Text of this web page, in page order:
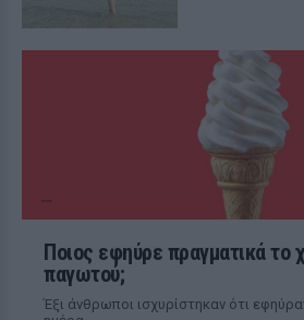
Ποιος εφηύρε πραγματικά το
παγωτού;
Έξι άνθρωποι ισχυρίστηκαν ότι